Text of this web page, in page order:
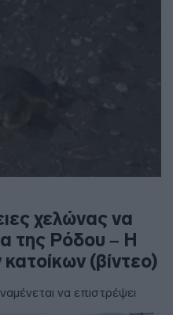
χελώνας να
της Ρόδου – Η
(βίντεο)
να επιστρέψει